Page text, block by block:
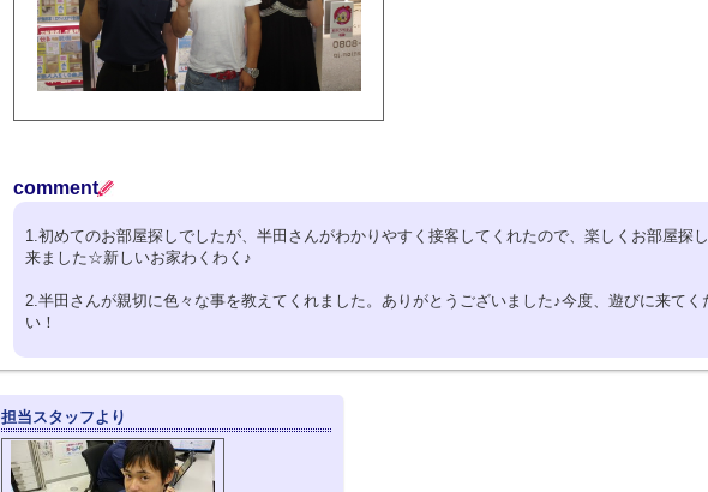
comment
1.初めてのお部屋探しでしたが、半田さんがわかりやすく接客してくれたので、楽しくお部屋探
来ました☆新しいお家わくわく♪
2.半田さんが親切に色々な事を教えてくれました。ありがとうございました♪今度、遊びに来てく
い！
担当スタッフより